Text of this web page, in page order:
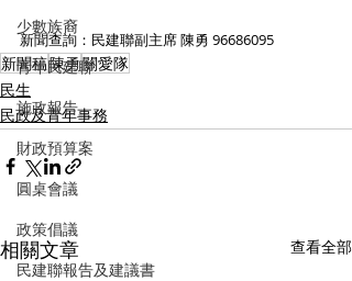
少數族裔
青年民建聯
施政報告
財政預算案
圓桌會議
政策倡議
民建聯報告及建議書
新聞查詢：民建聯副主席 陳勇 96686095
新聞稿陳勇關愛隊
民生
民政及青年事務
相關文章 查看全部